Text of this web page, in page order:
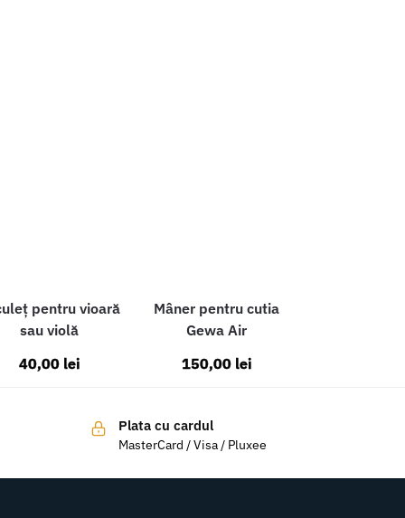
pentru vioară
sau violă
40,00 lei
Mâner pentru cutia
Gewa Air
150,00 lei
Plata cu cardul
MasterCard / Visa / Pluxee